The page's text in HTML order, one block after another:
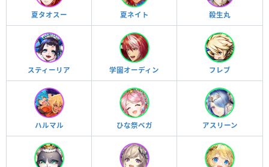
夏タオスー 夏ネイト 殺生丸
スティーリア 学園オーディン フレブ
ハルマル ひな祭ベガ アスリーン